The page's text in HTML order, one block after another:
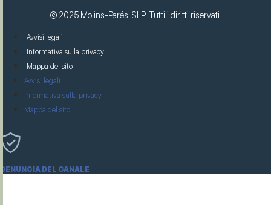
© 2025 Molins-Parés, SLP. Tutti i diritti riservati.
Avvisi legali
Informativa sulla privacy
Mappa del sito
Avvisi legali
Informativa sulla privacy
Mappa del sito
DENUNCIA DEL CANALE